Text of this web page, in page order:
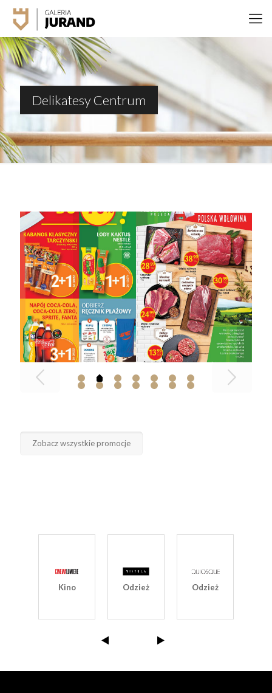
Delikatesy Centrum
Zobacz wszystkie promocje
Kino Odzież Odzież